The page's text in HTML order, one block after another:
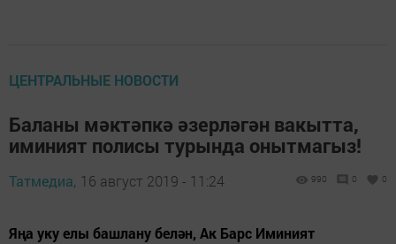
ЦЕНТРАЛЬНЫЕ НОВОСТИ
Баланы мәктәпкә әзерләгән вакытта,
иминият полисы турында онытмагыз!
Татмедиа, 16 август 2019 - 11:24 990 0 0
Яңа уку елы башлану белән, Ак Барс Иминият